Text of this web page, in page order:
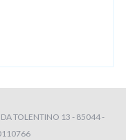
TOLENTINO 13 - 85044 -